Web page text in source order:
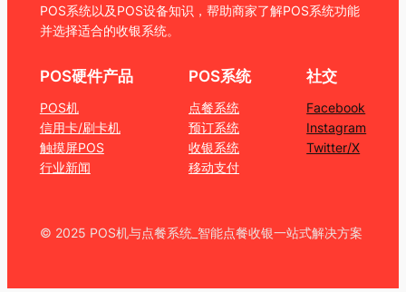
POS系统以及POS设备知识，帮助商家了解POS系统功能
并选择适合的收银系统。
POS硬件产品
POS机
信用卡/刷卡机
触摸屏POS
行业新闻
POS系统
点餐系统
预订系统
收银系统
移动支付
社交
Facebook
Instagram
Twitter/X
© 2025 POS机与点餐系统_智能点餐收银一站式解决方案